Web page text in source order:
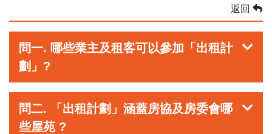
返回
問一. 哪些業主及租客可以參加「出租計
劃」?
問二. 「出租計劃」涵蓋房協及房委會哪
些屋苑 ?